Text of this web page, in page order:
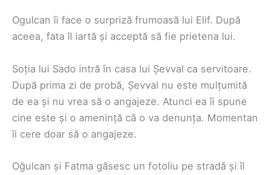
Ogulcan îi face o surpriză frumoasă lui Elif. După
aceea, fata îl iartă și acceptă să fie prietena lui.
Soția lui Sado intră în casa lui Șevval ca servitoare.
După prima zi de probă, Șevval nu este mulțumită
de ea și nu vrea să o angajeze. Atunci ea îi spune
cine este și o amenință că o va denunța. Momentan
îi cere doar să o angajeze.
Oğulcan și Fatma găsesc un fotoliu pe stradă și îl